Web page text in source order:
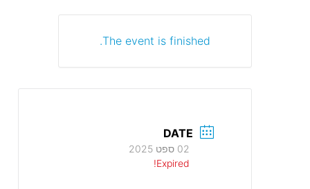
The event is finished.
DATE
02 ספט 2025
Expired!